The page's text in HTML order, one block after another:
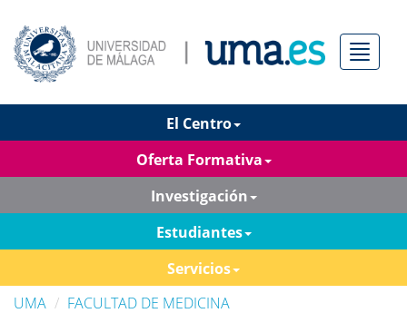
Menú
El Centro
Oferta Formativa
Investigación
Estudiantes
Servicios
UMA
FACULTAD DE MEDICINA